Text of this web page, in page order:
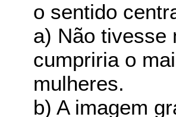
o sentido
a) Não tivesse
cumpriria o
mulheres.
b) A imagem